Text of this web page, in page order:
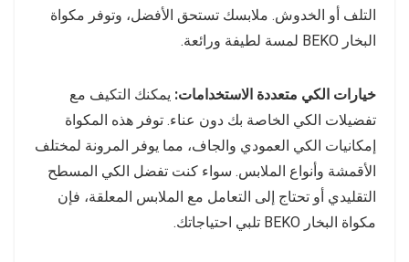
التلف أو الخدوش. ملابسك تستحق الأفضل، وتوفر مكواة
البخار BEKO لمسة لطيفة ورائعة.
خيارات الكي متعددة الاستخدامات: يمكنك التكيف مع
تفضيلات الكي الخاصة بك دون عناء. توفر هذه المكواة
إمكانيات الكي العمودي والجاف، مما يوفر المرونة لمختلف
الأقمشة وأنواع الملابس. سواء كنت تفضل الكي المسطح
التقليدي أو تحتاج إلى التعامل مع الملابس المعلقة، فإن
مكواة البخار BEKO تلبي احتياجاتك.